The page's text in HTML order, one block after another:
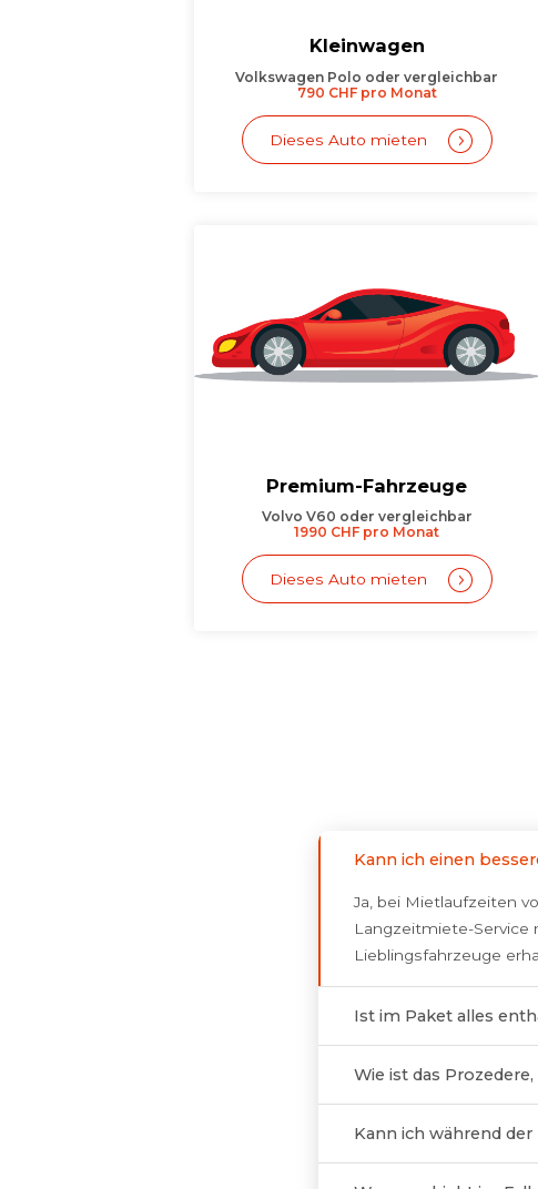
Kleinwagen
Volkswagen Polo oder vergleichbar
790 CHF pro Monat
Dieses Auto mieten
Premium-Fahrzeuge
Volvo V60 oder vergleichbar
1990 CHF pro Monat
Dieses Auto mieten
Kann ich einen
Ja, bei Mietlaufzeiten
Langzeitmiete-Service
Lieblingsfahrzeuge
Ist im Paket alles
Wie ist das
Kann ich während